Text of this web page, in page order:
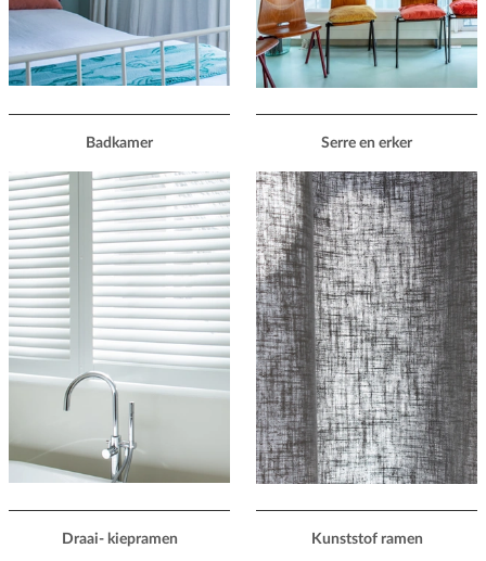
Badkamer Serre en erker
Draai- kiepramen Kunststof ramen